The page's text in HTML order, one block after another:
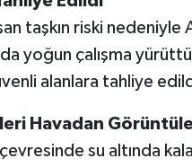
taşkın riski
yoğun çalışma
alanlara tahliye
Havadan
su altında